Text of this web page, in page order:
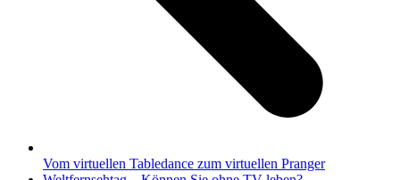
Vom virtuellen Tabledance zum virtuellen Pranger